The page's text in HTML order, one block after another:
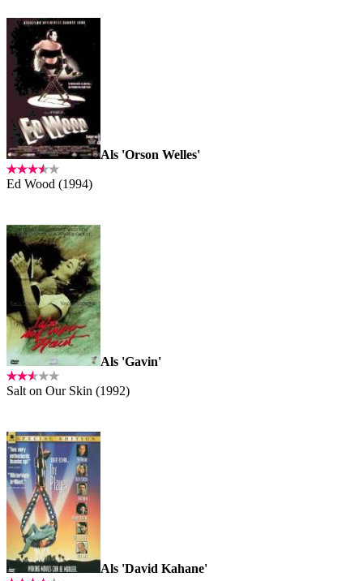
Als 'Orson Welles'
Ed Wood (1994)
Als 'Gavin'
Salt on Our Skin (1992)
Als 'David Kahane'